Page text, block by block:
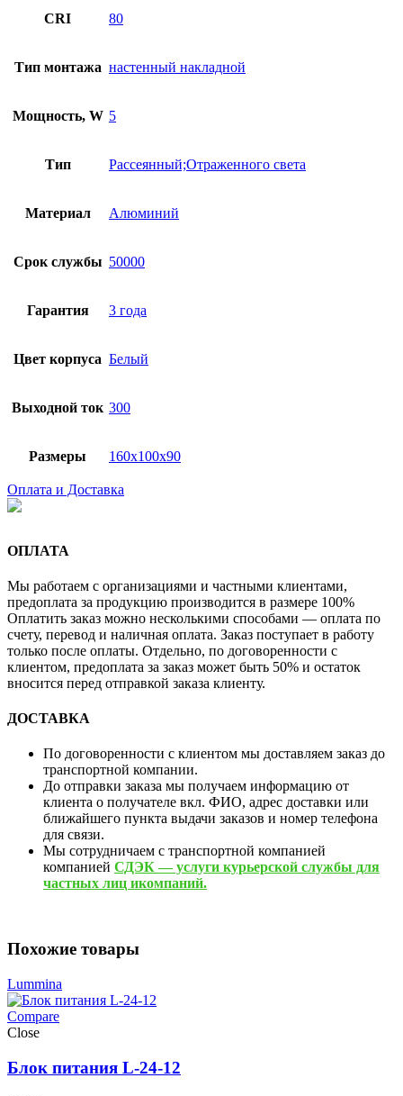
CRI 80
Тип монтажа настенный накладной
Мощность, W 5
Тип Рассеянный;Отраженного света
Материал Алюминий
Срок службы 50000
Гарантия 3 года
Цвет корпуса Белый
Выходной ток 300
Размеры 160x100x90
Оплата и Доставка
ОПЛАТА
Мы работаем с организациями и частными клиентами,
предоплата за продукцию производится в размере 100%
Оплатить заказ можно несколькими способами — оплата по
счету, перевод и наличная оплата. Заказ поступает в работу
только после оплаты. Отдельно, по договоренности с
клиентом, предоплата за заказ может быть 50% и остаток
вносится перед отправкой заказа клиенту.
ДОСТАВКА
По договоренности с клиентом мы доставляем заказ до
транспортной компании.
До отправки заказа мы получаем информацию от
клиента о получателе вкл. ФИО, адрес доставки или
ближайшего пункта выдачи заказов и номер телефона
для связи.
Мы сотрудничаем с транспортной компанией
компанией СДЭК — услуги курьерской службы для
частных лиц икомпаний.
Похожие товары
Lummina
Compare
Close
Блок питания L-24-12